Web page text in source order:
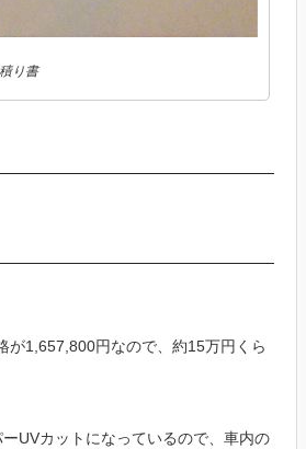
り書
が1,657,800円なので、約15万円くら
UVカットになっているので、車内の